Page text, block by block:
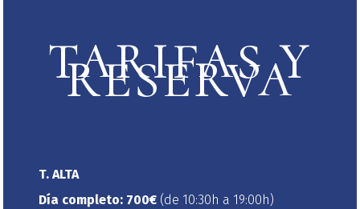
TARIFAS Y
RESERVA
T. ALTA
Día completo: 700€ (de 10:30h a 19:00h)